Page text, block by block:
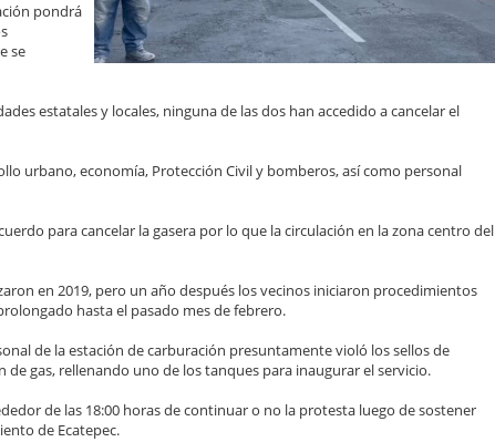
pondrá
se
estatales y locales, ninguna de las dos han accedido a cancelar el
urbano, economía, Protección Civil y bomberos, así como personal
para cancelar la gasera por lo que la circulación en la zona centro del
en 2019, pero un año después los vecinos iniciaron procedimientos
hasta el pasado mes de febrero.
de la estación de carburación presuntamente violó los sellos de
gas, rellenando uno de los tanques para inaugurar el servicio.
de las 18:00 horas de continuar o no la protesta luego de sostener
de Ecatepec.